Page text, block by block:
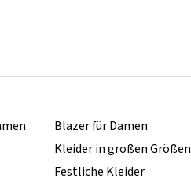
Blazer für Damen
Kleider in großen Größen
Festliche Kleider